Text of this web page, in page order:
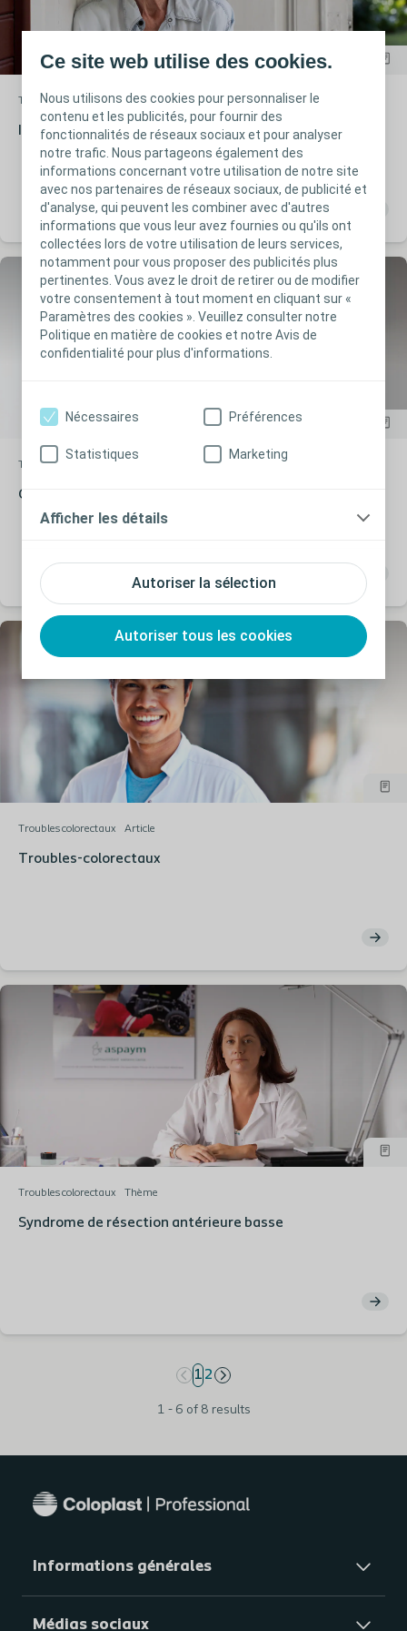
Ce site web utilise des cookies.
Nous utilisons des cookies pour personnaliser le
contenu et les publicités, pour fournir des
fonctionnalités de réseaux sociaux et pour analyser
notre trafic. Nous partageons également des
informations concernant votre utilisation de notre site
avec nos partenaires de réseaux sociaux, de publicité et
d'analyse, qui peuvent les combiner avec d'autres
informations que vous leur avez fournies ou qu'ils ont
collectées lors de votre utilisation de leurs services,
notamment pour vous proposer des publicités plus
pertinentes. Vous avez le droit de retirer ou de modifier
votre consentement à tout moment en cliquant sur «
Paramètres des cookies ». Veuillez consulter notre
Politique en matière de cookies et notre Avis de
confidentialité pour plus d'informations.
Autoriser la sélection
Autoriser tous les cookies
Nécessaires Préférences
Statistiques Marketing
Afficher les détails
Troubles colorectaux Article
Intestin neurologique
Troubles colorectaux
Gestion evenements indesirables ita
Troubles colorectaux Article
Troubles-colorectaux
Troubles colorectaux Thème
Syndrome de résection antérieure basse
page
1 page
2
1 - 6 of 8 results
Informations générales​
Médias sociaux